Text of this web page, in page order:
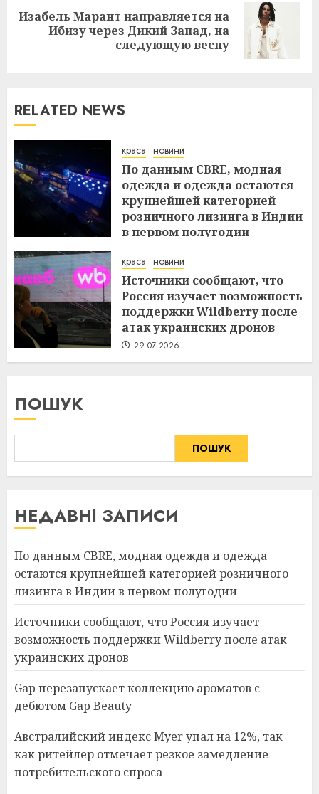
Next
Изабель Марант направляется на
Ибизу через Дикий Запад, на
следующую весну
RELATED NEWS
краса новини
По данным CBRE, модная
одежда и одежда остаются
крупнейшей категорией
розничного лизинга в Индии
в первом полугодии
краса новини
Источники сообщают, что
Россия изучает возможность
поддержки Wildberry после
атак украинских дронов
29.07.2026
ПОШУК
ПОШУК
НЕДАВНІ ЗАПИСИ
По данным CBRE, модная одежда и одежда
остаются крупнейшей категорией розничного
лизинга в Индии в первом полугодии
Источники сообщают, что Россия изучает
возможность поддержки Wildberry после атак
украинских дронов
Gap перезапускает коллекцию ароматов с
дебютом Gap Beauty
Австралийский индекс Myer упал на 12%, так
как ритейлер отмечает резкое замедление
потребительского спроса